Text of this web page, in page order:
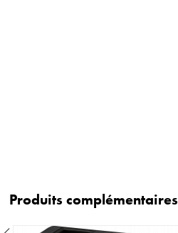
Produits complémentaires